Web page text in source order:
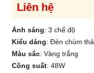
Liên hệ
Ánh sáng: 3 chế độ
Kiểu dáng: Đèn chùm thả
Màu sắc: Vàng trắng
Công suất: 48W